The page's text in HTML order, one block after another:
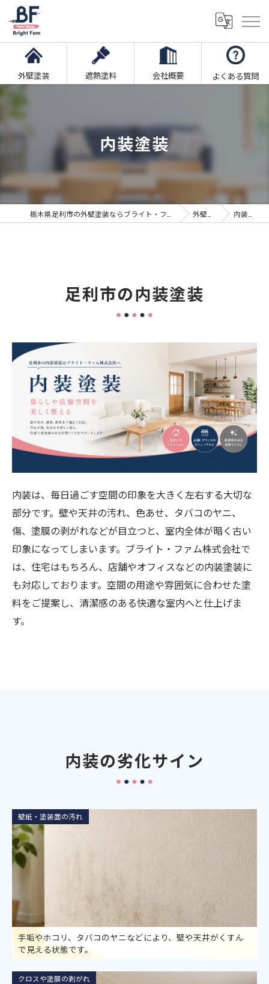
外壁塗装 遮熱塗料 会社概要 よくある質問
内装塗装
外壁塗装 内装塗装
足利市の内装塗装
内装は、毎日過ごす空間の印象を大きく左右する大切な
部分です。壁や天井の汚れ、色あせ、タバコのヤニ、
傷、塗膜の剥がれなどが目立つと、室内全体が暗く古い
印象になってしまいます。ブライト・ファム株式会社で
は、住宅はもちろん、店舗やオフィスなどの内装塗装に
も対応しております。空間の用途や雰囲気に合わせた塗
料をご提案し、清潔感のある快適な室内へと仕上げま
す。
内装の劣化サイン
壁紙・塗装面の汚れ
手垢やホコリ、タバコのヤニなどにより、壁や天井がくすん
で見える状態です。
クロスや塗膜の剥がれ